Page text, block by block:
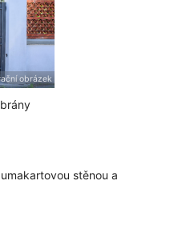
stěnou a
obrázek